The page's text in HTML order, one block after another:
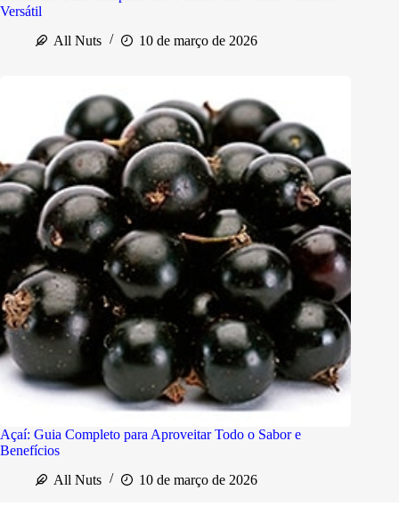
Versátil
All Nuts
10 de março de 2026
Açaí: Guia Completo para Aproveitar Todo o Sabor e
Benefícios
All Nuts
10 de março de 2026